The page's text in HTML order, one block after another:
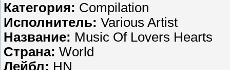
Категория: Compilation
Исполнитель: Various Artist
Название: Music Of Lovers Hearts
Страна: World
Лейбл: HN